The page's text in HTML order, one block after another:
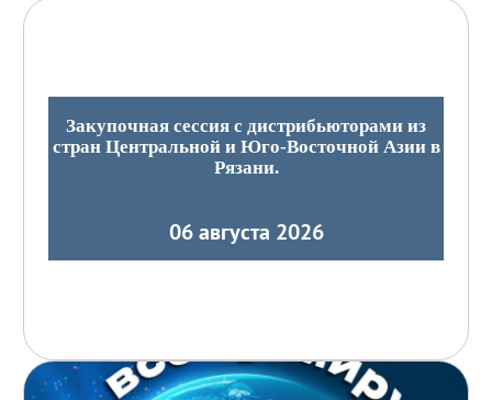
Закупочная сессия с дистрибьюторами из
стран Центральной и Юго-Восточной Азии в
Рязани.
06 августа 2026